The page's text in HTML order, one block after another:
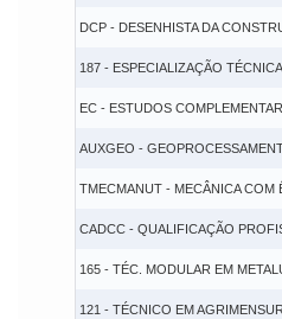
DCP - DESENHISTA DA
187 - ESPECIALIZAÇÃO
EC - ESTUDOS
AUXGEO -
TMECMANUT - MECÂNICA COM
CADCC - QUALIFICAÇÃO
165 - TÉC. MODULAR EM
121 - TÉCNICO EM